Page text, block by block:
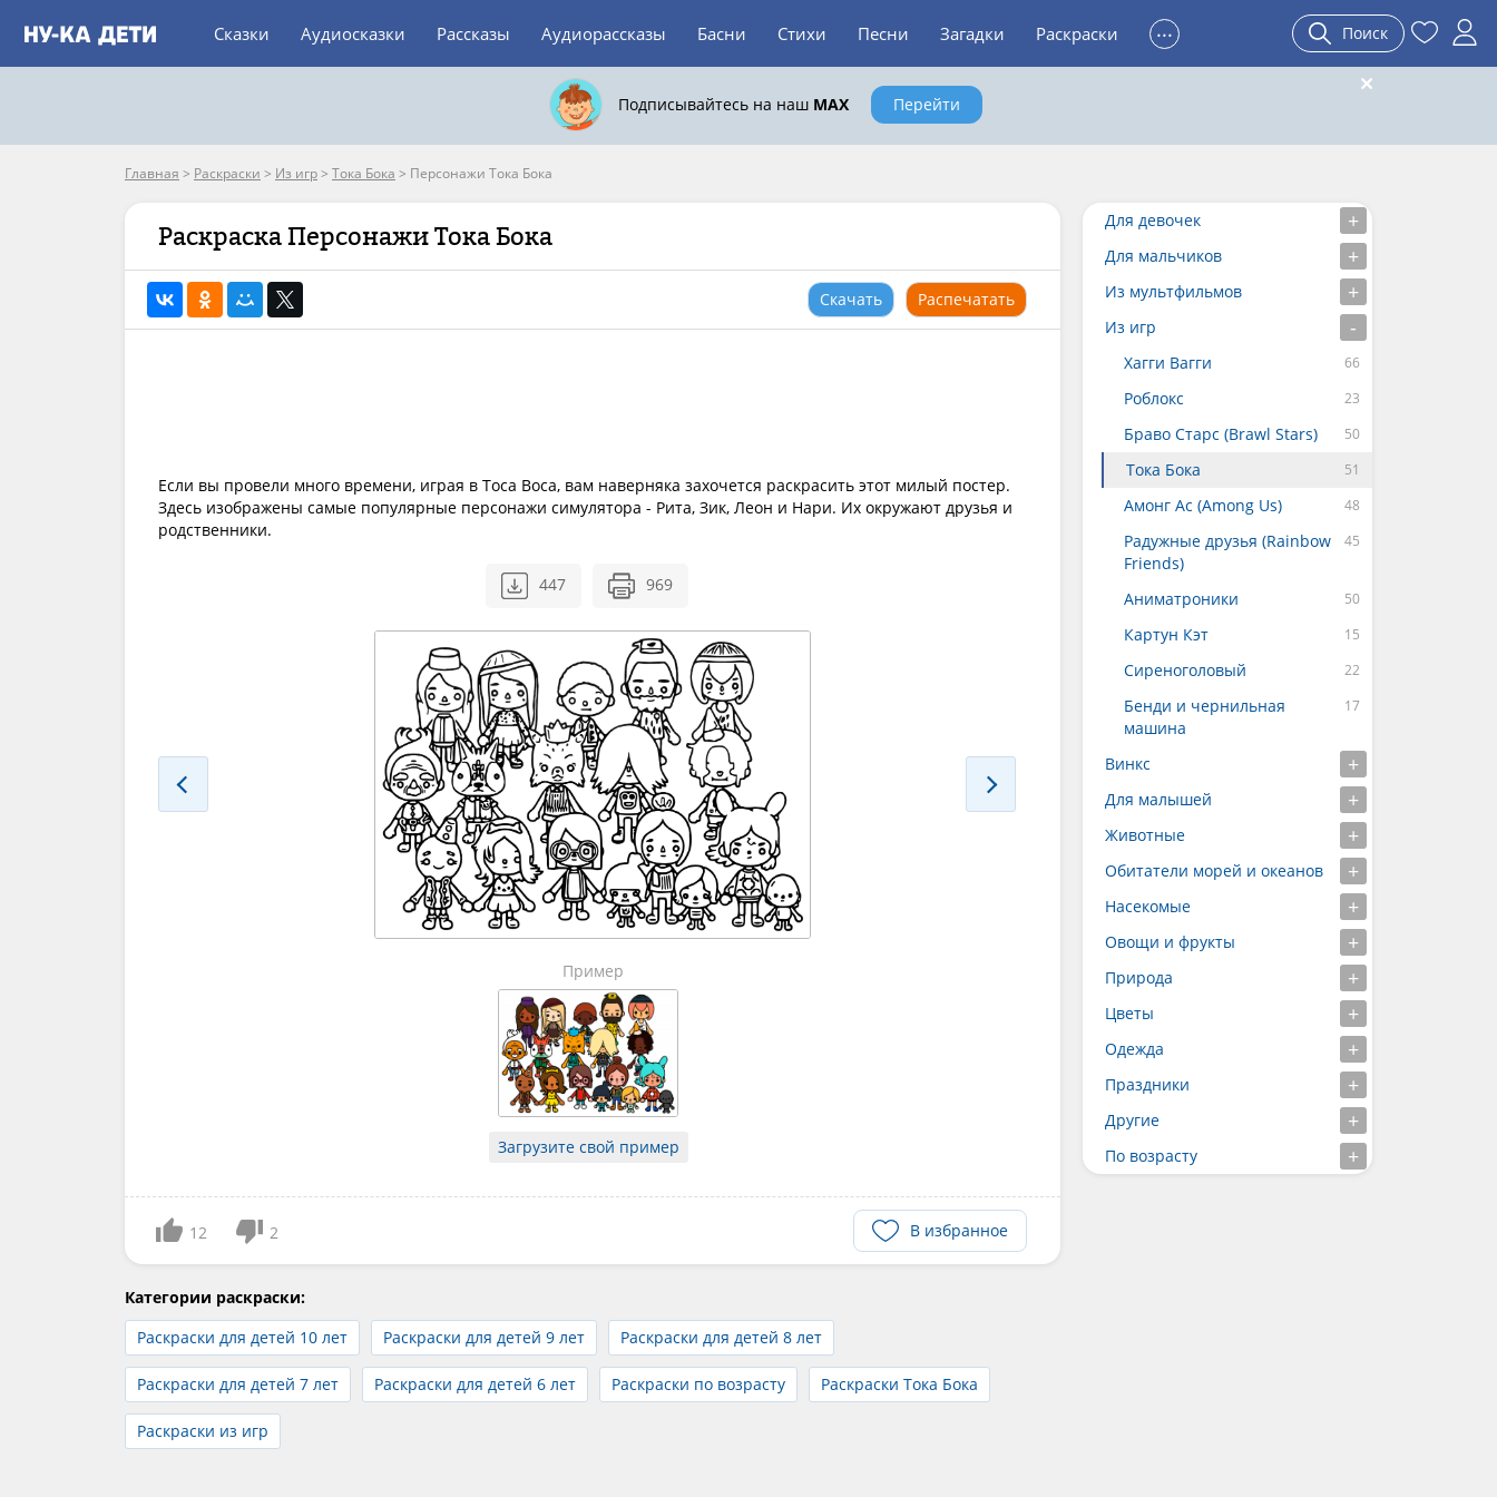
Сказки Аудиосказки Рассказы Аудиорассказы Басни Стихи Песни Загадки Раскраски ... Поиск
Подписывайтесь на наш MAX Перейти
Главная > Раскраски > Из игр> Тока Бока > Персонажи Тока Бока
Раскраска Персонажи Тока Бока
Скачать Распечатать
Если вы провели много времени, играя в Toca Boca, вам наверняка захочется раскрасить этот милый постер.
Здесь изображены самые популярные персонажи симулятора - Рита, Зик, Леон и Нари. Их окружают друзья и
родственники.
447 969
Пример
Загрузите свой пример
12 2 В избранное
Категории раскраски:
Раскраски для детей 10 лет
Раскраски для детей 9 лет Раскраски для детей 8 лет
Раскраски для детей 7 лет Раскраски для детей 6 лет Раскраски по возрасту Раскраски Тока Бока
Раскраски из игр
Для девочек
Для мальчиков
Из мультфильмов
Из игр
Хагги Вагги
Роблокс
Браво Старс (Brawl Stars)
Тока Бока
Амонг Ас (Among Us)
Радужные друзья (Rainbow
Friends)
Аниматроники
Картун Кэт
Сиреноголовый
Бенди и чернильная
машина
Винкс
Для малышей
Животные
Обитатели морей и океанов
Насекомые
Овощи и фрукты
Природа
Цветы
Одежда
Праздники
Другие
По возрасту